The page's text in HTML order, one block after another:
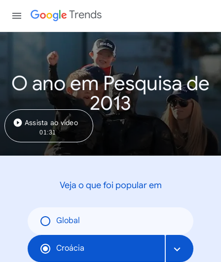
Trends
O ano em Pesquisa de
2013
Assista ao vídeo
01:31
Veja o que foi popular em
Global
Croácia